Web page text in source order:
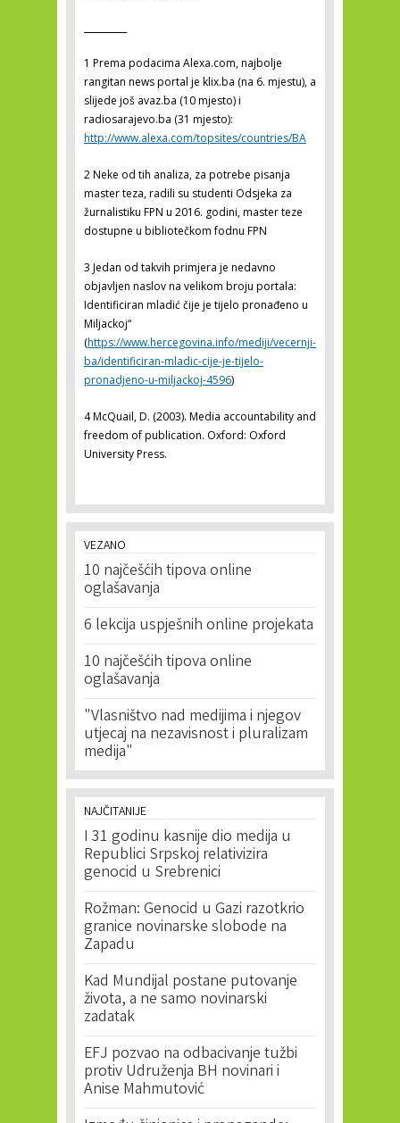
1 Prema podacima Alexa.com, najbolje
rangitan news portal je klix.ba (na 6. mjestu), a
slijede još avaz.ba (10 mjesto) i
radiosarajevo.ba (31 mjesto):
http://www.alexa.com/topsites/countries/BA
2 Neke od tih analiza, za potrebe pisanja
master teza, radili su studenti Odsjeka za
žurnalistiku FPN u 2016. godini, master teze
dostupne u bibliotečkom fodnu FPN
3 Jedan od takvih primjera je nedavno
objavljen naslov na velikom broju portala:
Identificiran mladić čije je tijelo pronađeno u
Miljackoj“
(https://www.hercegovina.info/mediji/vecernji-
ba/identificiran-mladic-cije-je-tijelo-
pronadjeno-u-miljackoj-4596)
4 McQuail, D. (2003). Media accountability and
freedom of publication. Oxford: Oxford
University Press.
VEZANO
10 najčešćih tipova online
oglašavanja
6 lekcija uspješnih online projekata
10 najčešćih tipova online
oglašavanja
"Vlasništvo nad medijima i njegov
utjecaj na nezavisnost i pluralizam
medija"
NAJČITANIJE
I 31 godinu kasnije dio medija u
Republici Srpskoj relativizira
genocid u Srebrenici
Rožman: Genocid u Gazi razotkrio
granice novinarske slobode na
Zapadu
Kad Mundijal postane putovanje
života, a ne samo novinarski
zadatak
EFJ pozvao na odbacivanje tužbi
protiv Udruženja BH novinari i
Anise Mahmutović